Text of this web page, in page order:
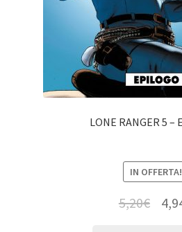
LONE RANGER 5 –
IN OFFERTA!
5,20€